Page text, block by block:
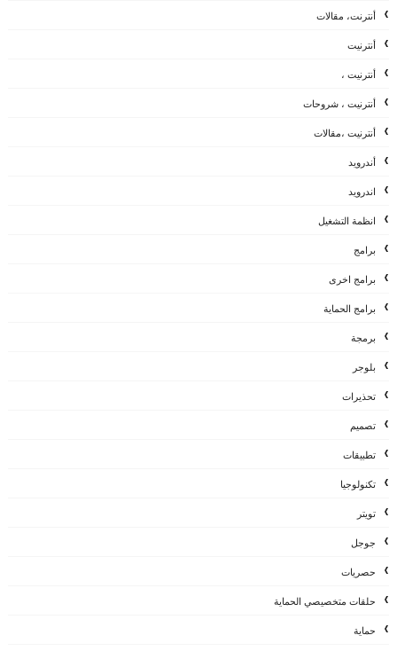
أنترنت، مقالات
أنترنيت
أنترنيت ،
أنترنيت ، شروحات
أنترنيت ،مقالات
أندرويد
اندرويد
انظمة التشغيل
برامج
برامج اخرى
برامج الحماية
برمجة
بلوجر
تحذيرات
تصميم
تطبيقات
تكنولوجيا
تويتر
جوجل
حصريات
حلقات متخصيصي الحماية
حماية